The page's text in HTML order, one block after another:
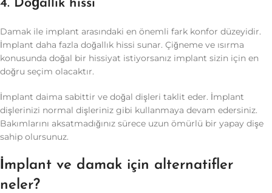
4. Doğallık hissi
Damak ile implant arasındaki en önemli fark konfor düzeyidir.
İmplant daha fazla doğallık hissi sunar. Çiğneme ve ısırma
konusunda doğal bir hissiyat istiyorsanız implant sizin için en
doğru seçim olacaktır.
İmplant daima sabittir ve doğal dişleri taklit eder. İmplant
dişlerinizi normal dişleriniz gibi kullanmaya devam edersiniz.
Bakımlarını aksatmadığınız sürece uzun ömürlü bir yapay dişe
sahip olursunuz.
İmplant ve damak için alternatifler
neler?